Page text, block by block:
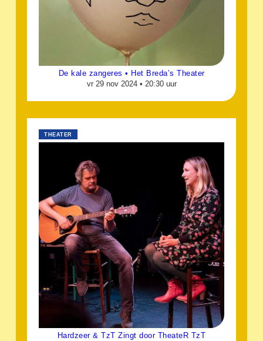
De kale zangeres • Het Breda’s Theater
vr 29 nov 2024 • 20:30 uur
THEATER
Hardzeer & TzT Zingt door TheateR TzT